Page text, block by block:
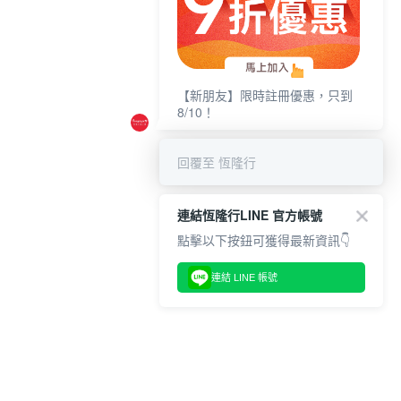
【新朋友】限時註冊優惠，只到
8/10！
回覆至 恆隆行
連結恆隆行LINE 官方帳號
點擊以下按鈕可獲得最新資訊👇
連結 LINE 帳號